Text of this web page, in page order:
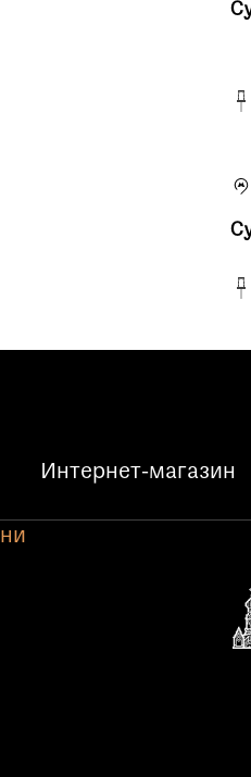
Интернет-магазин